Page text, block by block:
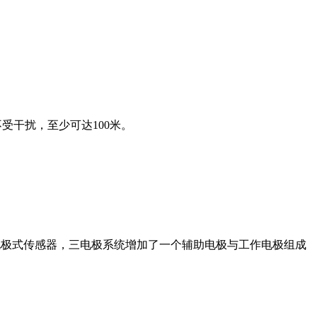
干扰，至少可达100米。
式传感器，三电极系统增加了一个辅助电极与工作电极组成